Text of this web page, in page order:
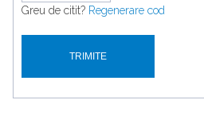
Greu de citit? Regenerare cod